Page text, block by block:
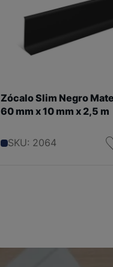
Zócalo Slim Negro Mate
60 mm x 10 mm x 2,5 m
SKU: 2064